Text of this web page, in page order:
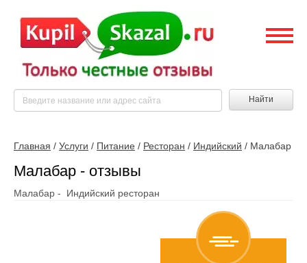
Найти
Главная / Услуги / Питание / Ресторан / Индийский / Малабар
Малабар - отзывы
Малабар - Индийский ресторан